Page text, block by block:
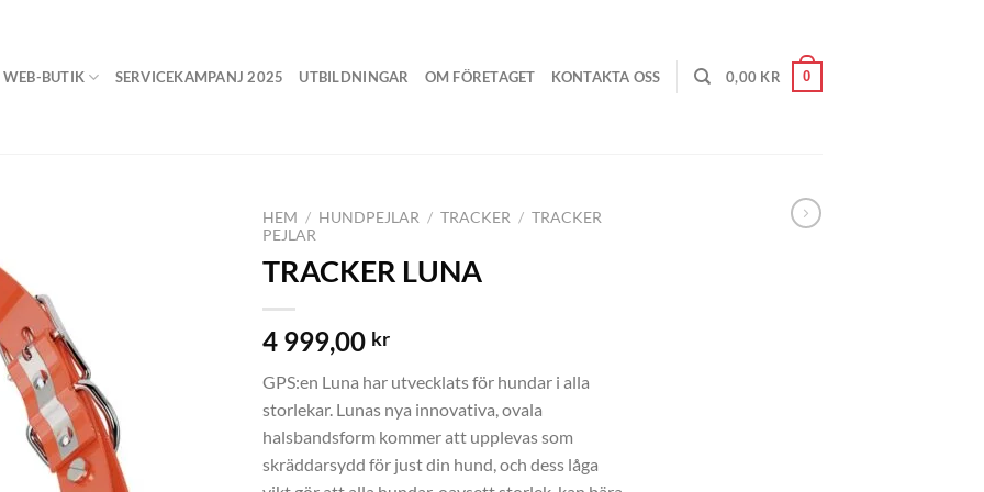
WEB-BUTIK SERVICEKAMPANJ 2025 UTBILDNINGAR OM FÖRETAGET KONTAKTA OSS 0,00 KR 0
HEM / HUNDPEJLAR / TRACKER / TRACKER
PEJLAR
TRACKER LUNA
4 999,00 kr
GPS:en Luna har utvecklats för hundar i alla
storlekar. Lunas nya innovativa, ovala
halsbandsform kommer att upplevas som
skräddarsydd för just din hund, och dess låga